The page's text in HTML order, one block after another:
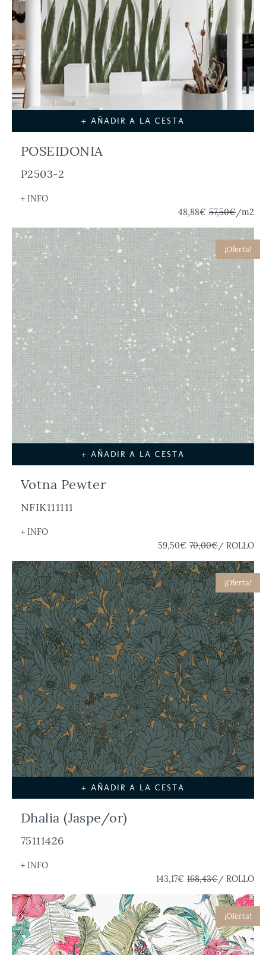
+ AÑADIR A LA CESTA
POSEIDONIA
P2503-2
+ INFO
48,88€ 57,50€/m2
¡Oferta!
+ AÑADIR A LA CESTA
Votna Pewter
NFIK111111
+ INFO
59,50€ 70,00€/ ROLLO
¡Oferta!
+ AÑADIR A LA CESTA
Dhalia (Jaspe/or)
75111426
+ INFO
143,17€ 168,43€/ ROLLO
¡Oferta!